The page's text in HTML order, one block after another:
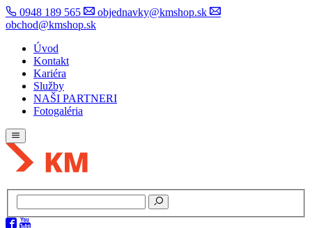
0948 189 565
objednavky@kmshop.sk
obchod@kmshop.sk
Úvod
Kontakt
Kariéra
Služby
NAŠI PARTNERI
Fotogaléria